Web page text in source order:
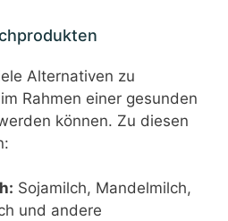
Alternativen zu
Rahmen einer gesunden
können. Zu diesen
Sojamilch, Mandelmilch,
und andere